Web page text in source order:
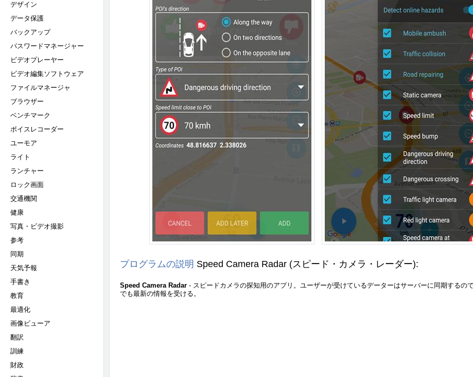
デザイン
データ保護
バックアップ
パスワードマネージャー
ビデオプレーヤー
ビデオ編集ソフトウェア
ファイルマネージャ
ブラウザー
ベンチマーク
ボイスレコーダー
ユーモア
ライト
ランチャー
ロック画面
交通機関
健康
写真・ビデオ撮影
参考
同期
天気予報
手書き
教育
最適化
画像ビューア
翻訳
訓練
財政
プログラムの説明 Speed Camera Radar (スピード・カメラ・レーダー):
Speed Camera Radar - スピードカメラの探知用のアプリ。ユーザーが受けているデーターはサーバーに同期するの
でも最新の情報を受ける。